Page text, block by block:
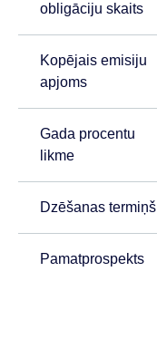
obligāciju skaits
Kopējais emisiju
apjoms
Gada procentu
likme
Dzēšanas termiņš
Pamatprospekts